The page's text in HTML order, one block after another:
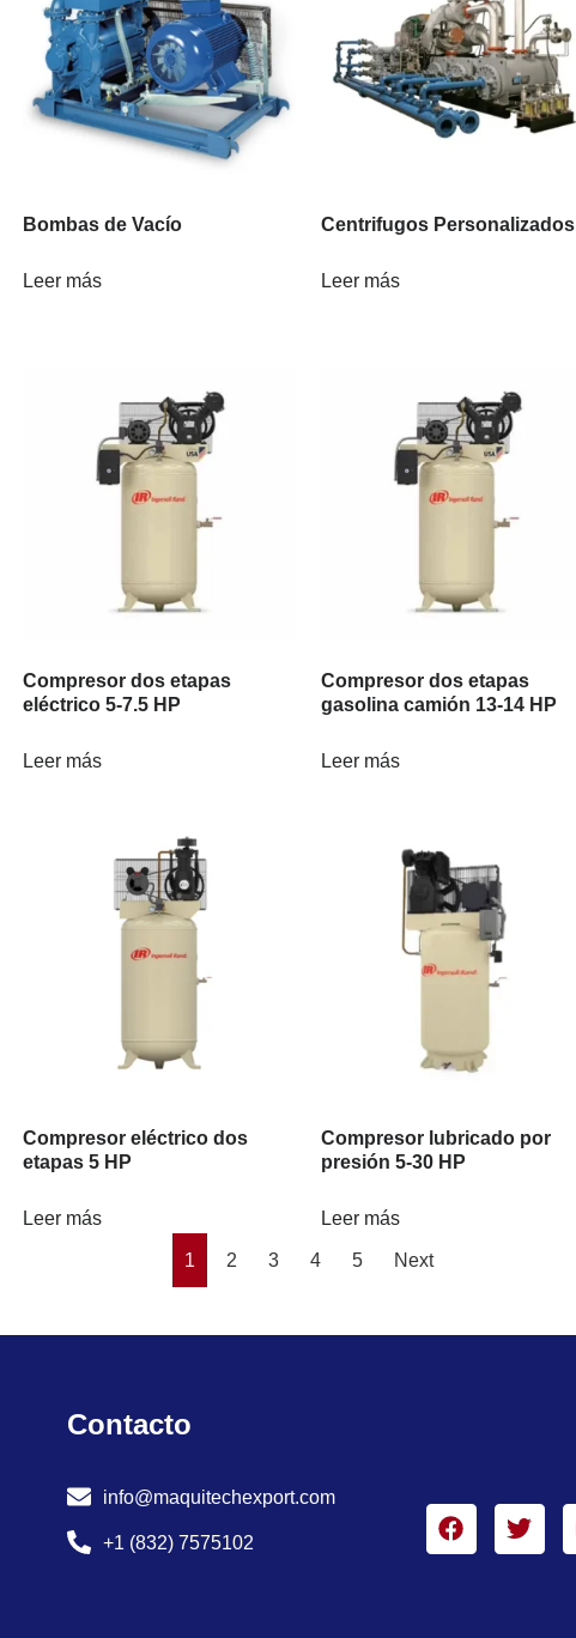
Bombas de Vacío
Leer más
Centrifugos Personalizados
Leer más
Compresor dos etapas
eléctrico 5-7.5 HP
Leer más
Compresor dos etapas
gasolina camión 13-14 HP
Leer más
Compresor eléctrico dos
etapas 5 HP
Leer más
Compresor lubricado por
presión 5-30 HP
Leer más
1 2 3 4 5 Next
Contacto
info@maquitechexport.com
+1 (832) 7575102